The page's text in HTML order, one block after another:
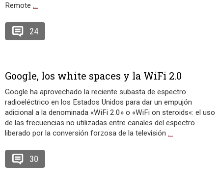
Remote …
24
Google, los white spaces y la WiFi 2.0
Google ha aprovechado la reciente subasta de espectro
radioeléctrico en los Estados Unidos para dar un empujón
adicional a la denominada «WiFi 2.0» o «WiFi on steroids«: el uso
de las frecuencias no utilizadas entre canales del espectro
liberado por la conversión forzosa de la televisión …
30